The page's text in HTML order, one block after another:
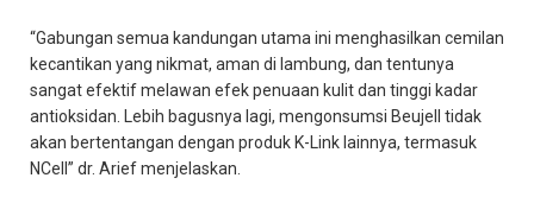
“Gabungan semua kandungan utama ini menghasilkan cemilan
kecantikan yang nikmat, aman di lambung, dan tentunya
sangat efektif melawan efek penuaan kulit dan tinggi kadar
antioksidan. Lebih bagusnya lagi, mengonsumsi Beujell tidak
akan bertentangan dengan produk K-Link lainnya, termasuk
NCell” dr. Arief menjelaskan.